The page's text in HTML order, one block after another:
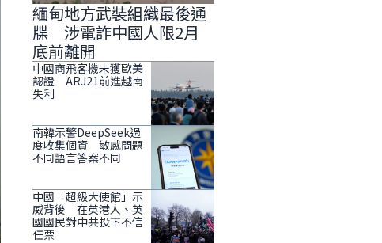
緬甸地方武裝組織最後通
牒 涉電詐中國人限2月
底前離開
中國商飛客機未獲歐美
認證 ARJ21前進越南
失利
南韓示警DeepSeek過
度收集個資 敏感問題
不同語言答案不同
中國「超級大使館」示
威背後 在英港人、英
國國民對中共投下不信
任票